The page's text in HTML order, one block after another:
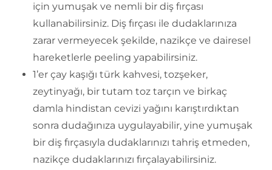
için yumuşak ve nemli bir diş fırçası
kullanabilirsiniz. Diş fırçası ile dudaklarınıza
zarar vermeyecek şekilde, nazikçe ve dairesel
hareketlerle peeling yapabilirsiniz.
1’er çay kaşığı türk kahvesi, tozşeker,
zeytinyağı, bir tutam toz tarçın ve birkaç
damla hindistan cevizi yağını karıştırdıktan
sonra dudağınıza uygulayabilir, yine yumuşak
bir diş fırçasıyla dudaklarınızı tahriş etmeden,
nazikçe dudaklarınızı fırçalayabilirsiniz.